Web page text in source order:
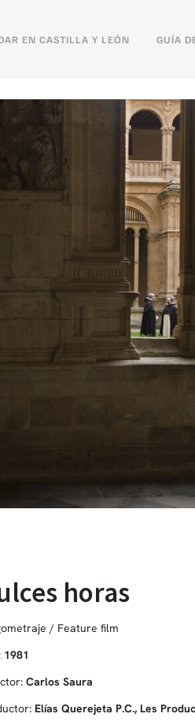
EN CASTILLA Y LEÓN GUÍA
horas
/ Feature film
1981
Carlos Saura
Elías Querejeta P.C., Les